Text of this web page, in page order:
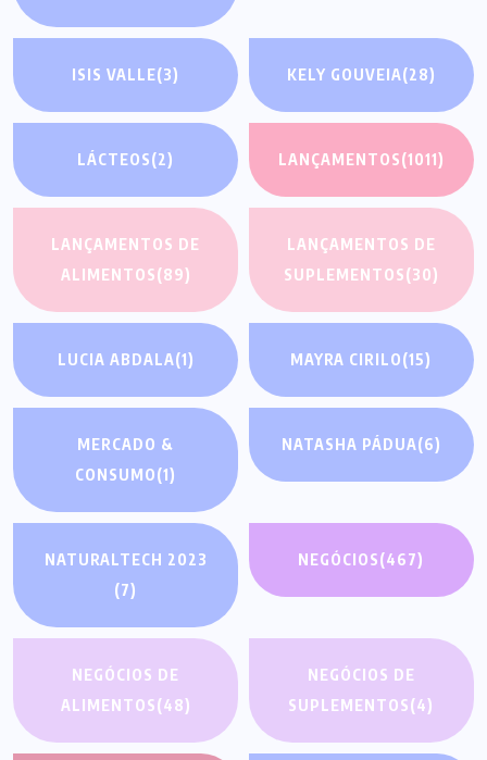
ISIS VALLE(3) KELY GOUVEIA(28)
LÁCTEOS(2) LANÇAMENTOS(1011)
LANÇAMENTOS DE
ALIMENTOS(89)
LANÇAMENTOS DE
SUPLEMENTOS(30)
LUCIA ABDALA(1) MAYRA CIRILO(15)
MERCADO &
CONSUMO(1)
NATASHA PÁDUA(6)
NATURALTECH 2023
(7)
NEGÓCIOS(467)
NEGÓCIOS DE
ALIMENTOS(48)
NEGÓCIOS DE
SUPLEMENTOS(4)